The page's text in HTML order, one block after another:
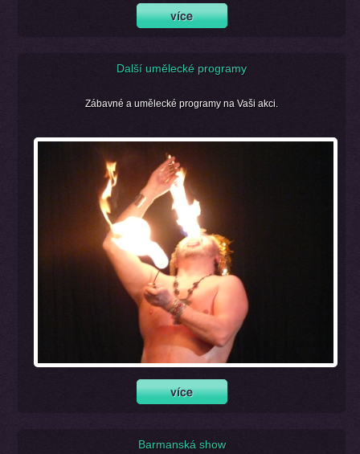
Další umělecké programy
Zábavné a umělecké programy na Vaši akci.
Barmanská show